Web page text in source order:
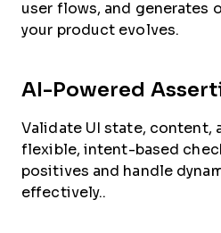
user flows, and generates
your product evolves.
AI-Powered
Validate UI state, content,
flexible, intent-based
positives and handle
effectively..